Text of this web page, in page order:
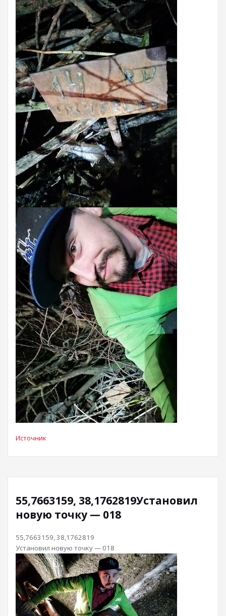
Источник
55,7663159, 38,1762819Установил
новую точку — 018
55,7663159, 38,1762819
Установил новую точку — 018